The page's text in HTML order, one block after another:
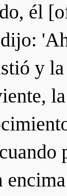
él
y